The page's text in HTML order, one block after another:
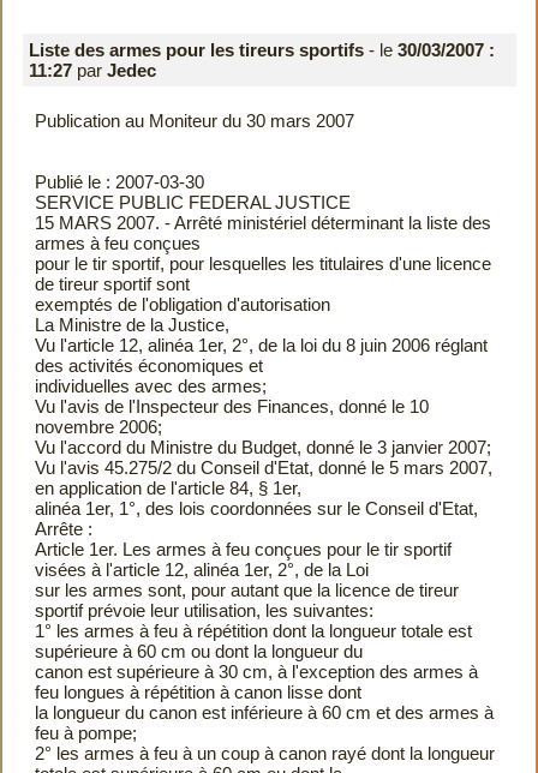
Liste des armes pour les tireurs sportifs - le 30/03/2007 :
11:27par Jedec
Publication au Moniteur du 30 mars 2007
Publié le : 2007-03-30
SERVICE PUBLIC FEDERAL JUSTICE
15 MARS 2007. - Arrêté ministériel déterminant la liste des
armes à feu conçues
pour le tir sportif, pour lesquelles les titulaires d'une licence
de tireur sportif sont
exemptés de l'obligation d'autorisation
La Ministre de la Justice,
Vu l'article 12, alinéa 1er, 2°, de la loi du 8 juin 2006 réglant
des activités économiques et
individuelles avec des armes;
Vu l'avis de l'Inspecteur des Finances, donné le 10
novembre 2006;
Vu l'accord du Ministre du Budget, donné le 3 janvier 2007;
Vu l'avis 45.275/2 du Conseil d'Etat, donné le 5 mars 2007,
en application de l'article 84, § 1er,
alinéa 1er, 1°, des lois coordonnées sur le Conseil d'Etat,
Arrête :
Article 1er. Les armes à feu conçues pour le tir sportif
visées à l'article 12, alinéa 1er, 2°, de la Loi
sur les armes sont, pour autant que la licence de tireur
sportif prévoie leur utilisation, les suivantes:
1° les armes à feu à répétition dont la longueur totale est
supérieure à 60 cm ou dont la longueur du
canon est supérieure à 30 cm, à l'exception des armes à
feu longues à répétition à canon lisse dont
la longueur du canon est inférieure à 60 cm et des armes à
feu à pompe;
2° les armes à feu à un coup à canon rayé dont la longueur